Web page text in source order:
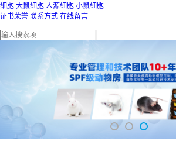
细胞 大鼠细胞 人源细胞 小鼠细胞
证书荣誉 联系方式 在线留言